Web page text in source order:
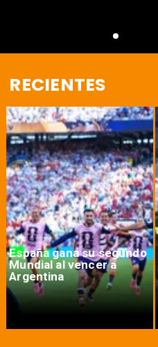
RECIENTES
Carabineros lidera
aprobación por manejo
del sistema frontal